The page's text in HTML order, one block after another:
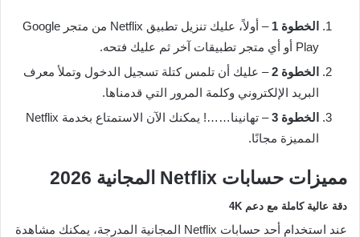
الخطوة 1
– أولاً، عليك تنزيل تطبيق Netflix من متجر Google
Play أو أي متجر تطبيقات آخر ثم عليك فتحه.
الخطوة 2
– عليك أن تلمس كتلة تسجيل الدخول وتملأ معرف
البريد الإلكتروني وكلمة المرور التي قدمناها.
الخطوة 3
– تهانينا……! يمكنك الآن الاستمتاع بخدمة Netflix
المميزة مجانًا.
مميزات حسابات Netflix المجانية 2026
دقة عالية كاملة مع دعم 4K
عند استخدام أحد حسابات Netflix المجانية المدرجة، يمكنك مشاهدة